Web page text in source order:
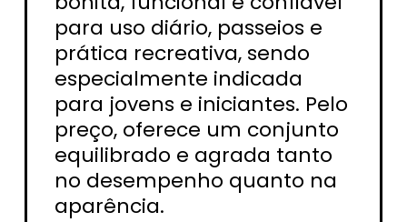
para uso diário, passeios e
prática recreativa, sendo
especialmente indicada
para jovens e iniciantes. Pelo
preço, oferece um conjunto
equilibrado e agrada tanto
no desempenho quanto na
aparência.